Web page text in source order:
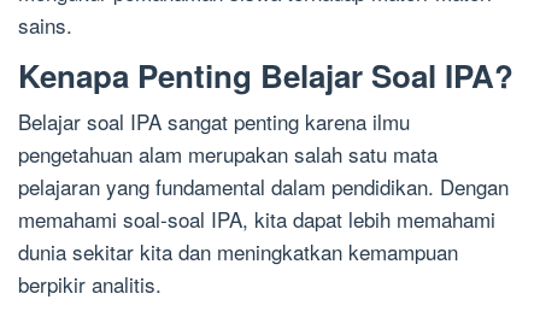
sains.
Kenapa Penting Belajar Soal IPA?
Belajar soal IPA sangat penting karena ilmu
pengetahuan alam merupakan salah satu mata
pelajaran yang fundamental dalam pendidikan. Dengan
memahami soal-soal IPA, kita dapat lebih memahami
dunia sekitar kita dan meningkatkan kemampuan
berpikir analitis.